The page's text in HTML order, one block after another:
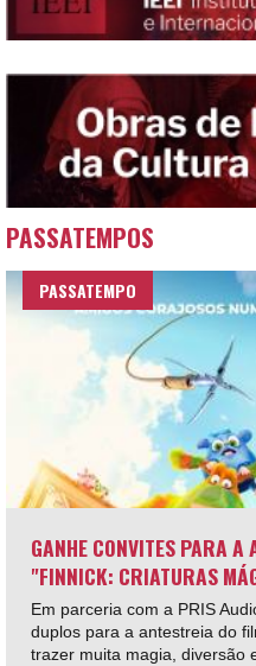
PASSATEMPOS
PASSATEMPO
GANHE CONVITES PARA A
"FINNICK: CRIATURAS
Em parceria com a PRIS
duplos para a antestreia do
trazer muita magia, diversão